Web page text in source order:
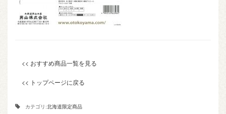
<< おすすめ商品一覧を見る
<< トップページに戻る
カテゴリ:北海道限定商品